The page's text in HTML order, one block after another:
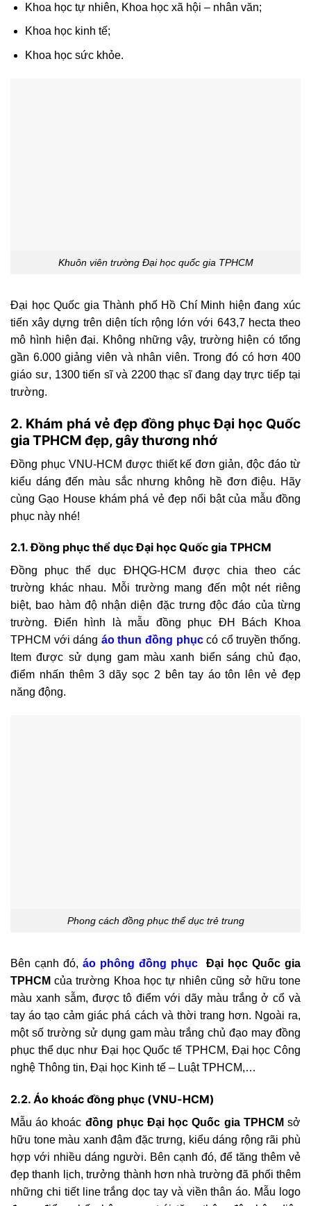
Khoa học tự nhiên, Khoa học xã hội – nhân văn;
Khoa học kinh tế;
Khoa học sức khỏe.
Khuôn viên trường Đại học quốc gia TPHCM
Đại học Quốc gia Thành phố Hồ Chí Minh hiện đang xúc
tiến xây dựng trên diện tích rộng lớn với 643,7 hecta theo
mô hình hiện đại. Không những vậy, trường hiện có tổng
gần 6.000 giảng viên và nhân viên. Trong đó có hơn 400
giáo sư, 1300 tiến sĩ và 2200 thạc sĩ đang dạy trực tiếp tại
trường.
2. Khám phá vẻ đẹp đồng phục Đại học Quốc
gia TPHCM đẹp, gây thương nhớ
Đồng phục VNU-HCM được thiết kế đơn giản, độc đáo từ
kiểu dáng đến màu sắc nhưng không hề đơn điệu. Hãy
cùng Gạo House khám phá vẻ đẹp nổi bật của mẫu đồng
phục này nhé!
2.1. Đồng phục thể dục Đại học Quốc gia TPHCM
Đồng phục thể dục ĐHQG-HCM được chia theo các
trường khác nhau. Mỗi trường mang đến một nét riêng
biệt, bao hàm độ nhận diện đặc trưng độc đáo của từng
trường. Điển hình là mẫu đồng phục ĐH Bách Khoa
TPHCM với dáng áo thun đồng phụccó cổ truyền thống.
Item được sử dụng gam màu xanh biển sáng chủ đạo,
điểm nhấn thêm 3 dãy sọc 2 bên tay áo tôn lên vẻ đẹp
năng động.
Phong cách đồng phục thể dục trẻ trung
Bên cạnh đó, áo phông đồng phục
Đại học Quốc gia
TPHCMcủa trường Khoa học tự nhiên cũng sở hữu tone
màu xanh sẫm, được tô điểm với dãy màu trắng ở cổ và
tay áo tạo cảm giác phá cách và thời trang hơn. Ngoài ra,
một số trường sử dụng gam màu trắng chủ đạo may đồng
phục thể dục như Đại học Quốc tế TPHCM, Đại học Công
nghệ Thông tin, Đại học Kinh tế – Luật TPHCM,…
2.2. Áo khoác đồng phục (VNU-HCM)
Mẫu áo khoác đồng phục Đại học Quốc gia TPHCMsở
hữu tone màu xanh đậm đặc trưng, kiểu dáng rộng rãi phù
hợp với nhiều dáng người. Bên cạnh đó, để tăng thêm vẻ
đẹp thanh lịch, trưởng thành hơn nhà trường đã phối thêm
những chi tiết line trắng dọc tay và viền thân áo. Mẫu logo